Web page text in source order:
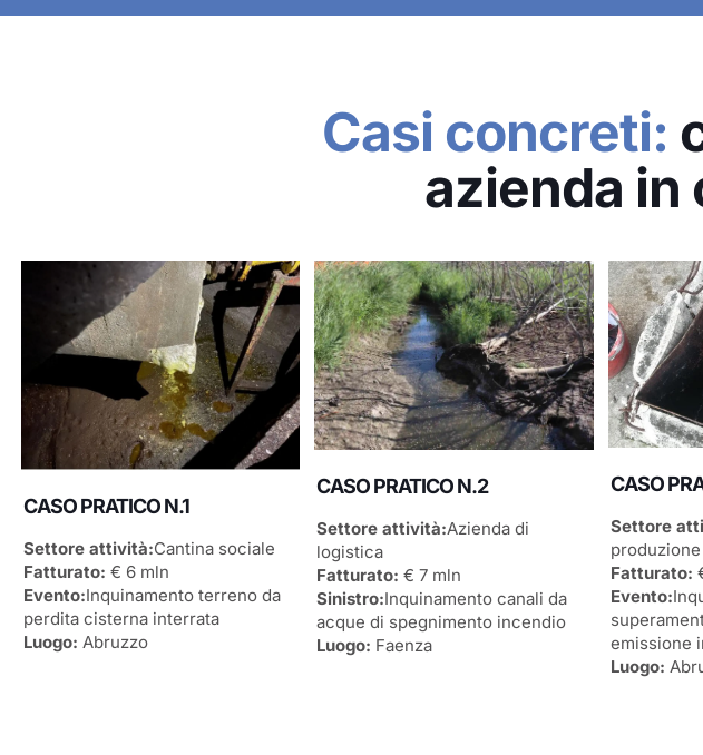
Casi concreti:
azienda in
CASO PRATICO N.1
Settore attività:Cantina sociale
Fatturato: € 6 mln
Evento:Inquinamento terreno da
perdita cisterna interrata
Luogo: Abruzzo
CASO PRATICO N.2
Settore attività:Azienda di
logistica
Fatturato: € 7 mln
Sinistro:Inquinamento canali da
acque di spegnimento incendio
Luogo: Faenza
CASO
Settore
Fatturato:
Evento:
emissione
Luogo: